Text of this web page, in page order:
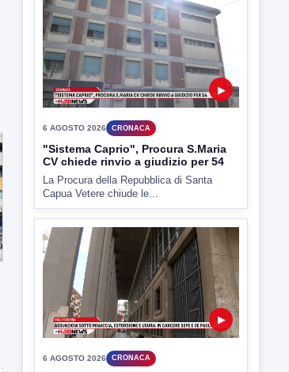
Ritrovato senza vita il corpo di un 42enne
in un...
▶
CRONACA
"Sistema Caprio", Procura S.Maria
CV chiede rinvio a giudizio per 54
La Procura della Repubblica di Santa
Capua Vetere chiude le...